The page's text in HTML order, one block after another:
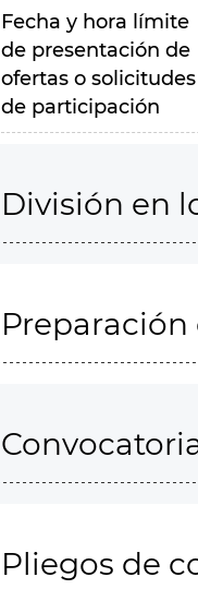
Fecha y hora límite
de presentación de
ofertas o solicitudes
de participación
División en
Pliegos de